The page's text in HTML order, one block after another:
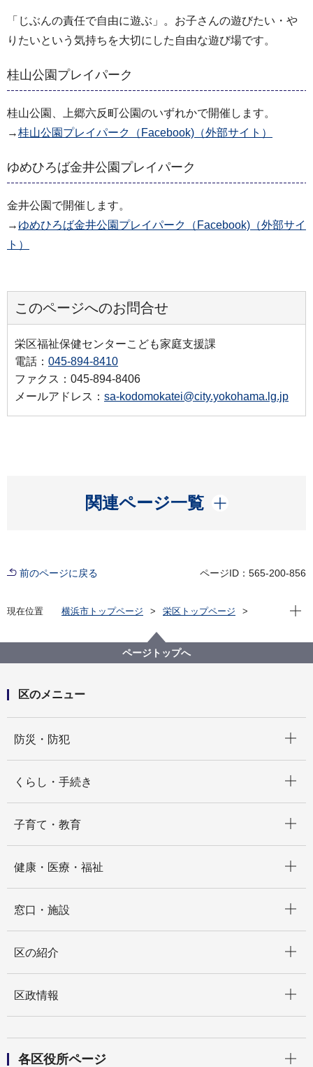
「じぶんの責任で自由に遊ぶ」。お子さんの遊びたい・や
りたいという気持ちを大切にした自由な遊び場です。
桂山公園プレイパーク
桂山公園、上郷六反町公園のいずれかで開催します。
→桂山公園プレイパーク（Facebook)（外部サイト）
ゆめひろば金井公園プレイパーク
金井公園で開催します。
→ ゆめひろば金井公園プレイパーク（Facebook)（外部サイ
ト）
このページへのお問合せ
栄区福祉保健センターこども家庭支援課
電話： 045-894-8410
ファクス：045-894-8406
メールアドレス： sa-kodomokatei@city.yokohama.lg.jp
関連ページ一覧
開く
前のページに戻る ページID：565-200-856
現在位置 横浜市トップページ
栄区トップページ
子どもと一緒に遊びにいく
現在
ページトップへ
区のメニュー
防災・防犯
くらし・手続き
子育て・教育
健康・医療・福祉
窓口・施設
区の紹介
区政情報
各区役所ページ